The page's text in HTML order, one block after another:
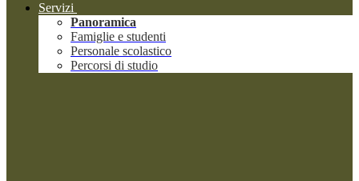
Servizi
Panoramica
Famiglie e studenti
Personale scolastico
Percorsi di studio